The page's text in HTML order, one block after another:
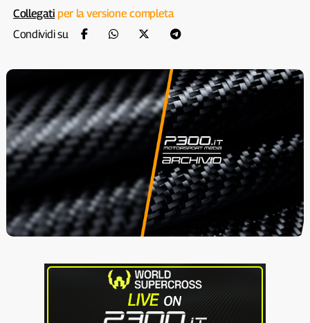
Collegati per la versione completa
Condividi su